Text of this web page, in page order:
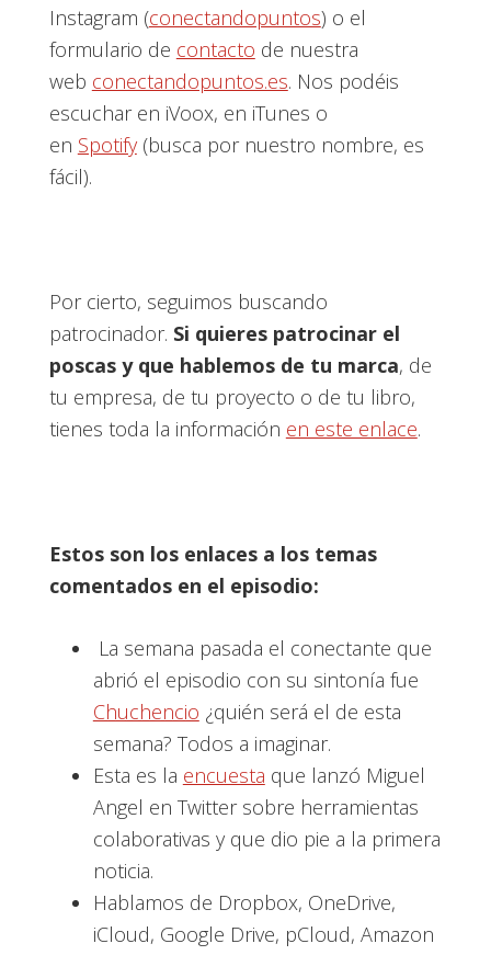
Instagram (conectandopuntos) o el
formulario de contacto de nuestra
web conectandopuntos.es. Nos podéis
escuchar en iVoox, en iTunes o
en Spotify(busca por nuestro nombre, es
fácil).
Por cierto, seguimos buscando
patrocinador. Si quieres patrocinar el
poscas y que hablemos de tu marca, de
tu empresa, de tu proyecto o de tu libro,
tienes toda la información en este enlace.
Estos son los enlaces a los temas
comentados en el episodio:
La semana pasada el conectante que
abrió el episodio con su sintonía fue
Chuchencio ¿quién será el de esta
semana? Todos a imaginar.
Esta es la encuesta que lanzó Miguel
Angel en Twitter sobre herramientas
colaborativas y que dio pie a la primera
noticia.
Hablamos de Dropbox, OneDrive,
iCloud, Google Drive, pCloud, Amazon